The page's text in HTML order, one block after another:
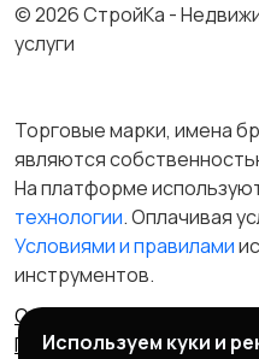
Сельское хозяйство
Страхование
Туризм и гостиницы
© 2026 СтройКа -
услуги
Торговые марки, имена
являются
На платформе
технологии. Оплачивая
Условиями и правилами
инструментов.
Отказ от
Политика
Используем куки и